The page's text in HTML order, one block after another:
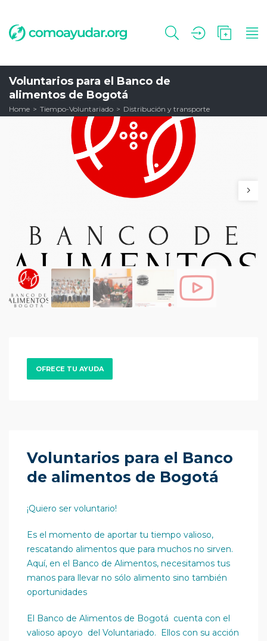
Voluntarios para el Banco de
alimentos de Bogotá
Home Tiempo-Voluntariado Distribución y transporte
OFRECE TU AYUDA
Voluntarios para el Banco
de alimentos de Bogotá
¡Quiero ser voluntario!
Es el momento de aportar tu tiempo valioso,
rescatando alimentos que para muchos no sirven.
Aquí, en el Banco de Alimentos, necesitamos tus
manos para llevar no sólo alimento sino también
oportunidades
El Banco de Alimentos de Bogotá cuenta con el
valioso apoyo del Voluntariado. Ellos con su acción